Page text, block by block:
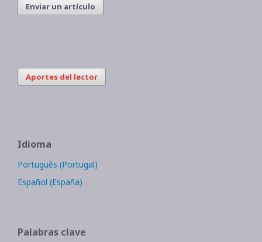
Enviar un artículo
Aportes del lector
Idioma
Português (Portugal)
Español (España)
Palabras clave